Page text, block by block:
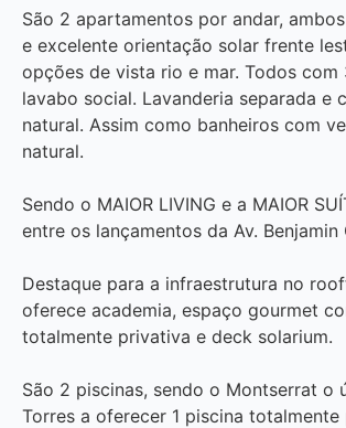
São 2 apartamentos por andar,
e excelente orientação solar frente
opções de vista rio e mar. Todos com
lavabo social. Lavanderia separada e
natural. Assim como banheiros com
natural.
Sendo o MAIOR LIVING e a MAIOR
entre os lançamentos da Av. Benjamin
Destaque para a infraestrutura no
oferece academia, espaço gourmet
totalmente privativa e deck solarium.
São 2 piscinas, sendo o Montserrat o
Torres a oferecer 1 piscina